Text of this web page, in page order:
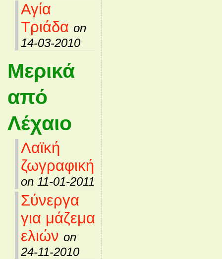
Αγία
Τριάδα on
14-03-2010
Μερικά
από
Λέχαιο
Λαϊκή
ζωγραφική
on 11-01-2011
Σύνεργα
για μάζεμα
ελιών on
24-11-2010